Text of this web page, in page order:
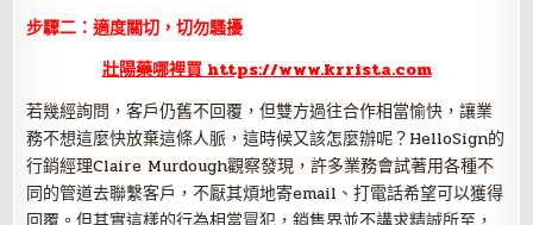
步驟二：適度關切，切勿騷擾
壯陽藥哪裡買 https://www.krrista.com
若幾經詢問，客戶仍舊不回覆，但雙方過往合作相當愉快，讓業
務不想這麼快放棄這條人脈，這時候又該怎麼辦呢？HelloSign的
行銷經理Claire Murdough觀察發現，許多業務會試著用各種不
同的管道去聯繫客戶，不厭其煩地寄email、打電話希望可以獲得